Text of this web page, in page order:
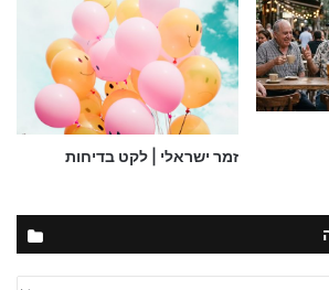
זמר ישראלי | לקט בדיחות